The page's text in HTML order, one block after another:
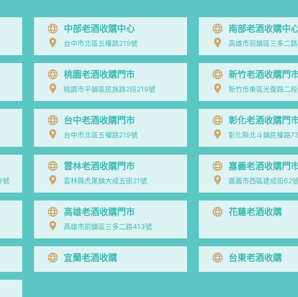
中部老酒收購中心
台中市北區五權路219號
南部老酒收購中
高雄市前鎮區三多二
桃園老酒收購門市
桃園市平鎮區民族路2段219號
新竹老酒收購門
新竹市東區光復路二
台中老酒收購門市
台中市北區五權路219號
彰化老酒收購門
彰化縣北斗鎮民權路
號
雲林老酒收購門市
雲林縣虎尾鎮大成五街21號
嘉義老酒收購門
嘉義市西區建成街62
高雄老酒收購門市
高雄市前鎮區三多二路413號
花蓮老酒收購
宜蘭老酒收購 台東老酒收購